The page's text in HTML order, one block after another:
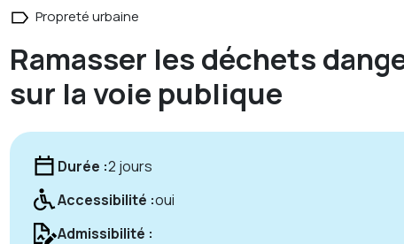
Propreté urbaine
Ramasser les déchets
sur la voie publique
Durée :2 jours
Accessibilité :oui
Admissibilité :